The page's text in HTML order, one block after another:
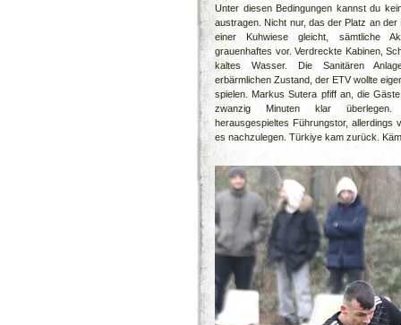
Unter diesen Bedingungen kannst du
austragen. Nicht nur, das der Platz an der
einer Kuhwiese gleicht, sämtliche
grauenhaftes vor. Verdreckte Kabinen,
kaltes Wasser. Die Sanitären
erbärmlichen Zustand, der ETV wollte
spielen. Markus Sutera pfiff an, die
zwanzig Minuten klar
herausgespieltes Führungstor, allerdings
es nachzulegen. Türkiye kam zurück.